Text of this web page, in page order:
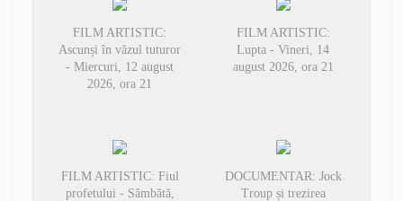
FILM ARTISTIC:
Ascunși în văzul tuturor
- Miercuri, 12 august
2026, ora 21
FILM ARTISTIC:
Lupta - Vineri, 14
august 2026, ora 21
FILM ARTISTIC: Fiul
profetului - Sâmbătă,
DOCUMENTAR: Jock
Troup și trezirea